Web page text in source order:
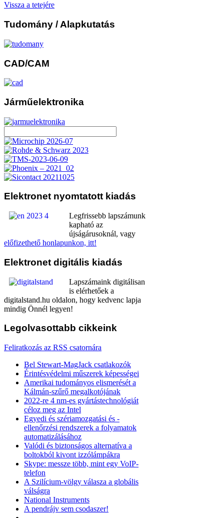
Vissza a tetejére
Tudomány / Alapkutatás
CAD/CAM
Járműelektronika
Elektronet nyomtatott kiadás
Legfrissebb lapszámunk
kapható az
újságárusoknál, vagy
előfizethető honlapunkon, itt!
Elektronet digitális kiadás
Lapszámaink digitálisan
is elérhetőek a
digitalstand.hu oldalon, hogy kedvenc lapja
mindig Önnél legyen!
Legolvasottabb cikkeink
Feliratkozás az RSS csatornára
Bel Stewart-MagJack csatlakozók
Érintésvédelmi műszerek képességei
Amerikai tudományos elismerését a
Kálmán-szűrő megalkotójának
2022-re 4 nm-es gyártástechnológiát
céloz meg az Intel
Egyedi és szériamozgatási és -
ellenőrzési rendszerek a folyamatok
automatizálásához
Valódi és biztonságos alternatíva a
boltokból kivont izzólámpákra
Skype: messze több, mint egy VoIP-
telefon
A Szilícium-völgy válasza a globális
válságra
National Instruments
A pendrájv sem csodaszer!